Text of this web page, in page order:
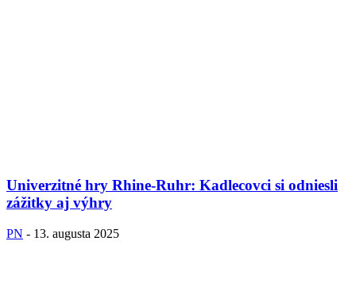
Univerzitné hry Rhine-Ruhr: Kadlecovci si odniesli
zážitky aj výhry
PN - 13. augusta 2025